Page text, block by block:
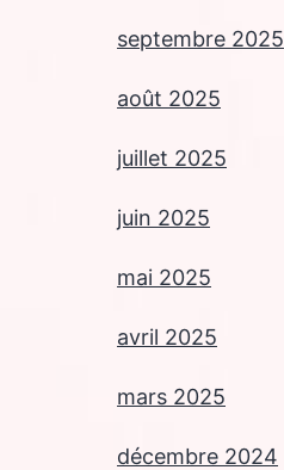
septembre 2025
août 2025
juillet 2025
juin 2025
mai 2025
avril 2025
mars 2025
décembre 2024